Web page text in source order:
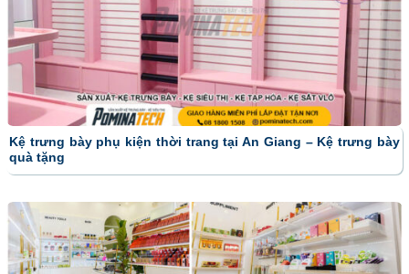
Kệ trưng bày phụ kiện thời trang tại An Giang – Kệ trưng bày
quà tặng